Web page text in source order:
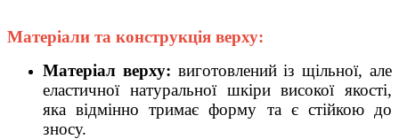
Матеріали та конструкція верху:
Матеріал верху: виготовлений із щільної, але
еластичної натуральної шкіри високої якості,
яка відмінно тримає форму та є стійкою до
зносу.